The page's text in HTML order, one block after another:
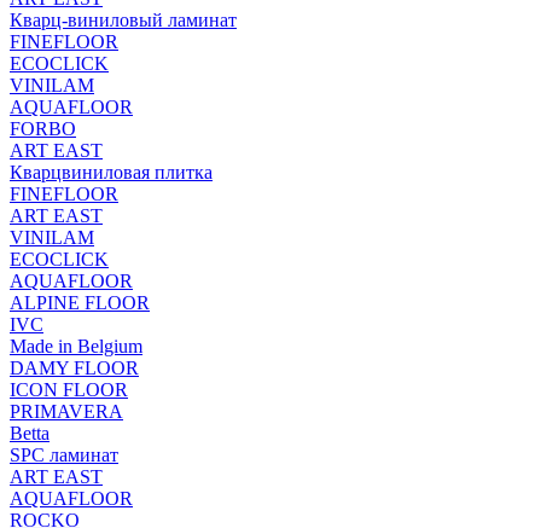
Кварц-виниловый ламинат
FINEFLOOR
ECOCLICK
VINILAM
AQUAFLOOR
FORBO
ART EAST
Кварцвиниловая плитка
FINEFLOOR
ART EAST
VINILAM
ECOCLICK
AQUAFLOOR
ALPINE FLOOR
IVC
Made in Belgium
DAMY FLOOR
ICON FLOOR
PRIMAVERA
Betta
SPC ламинат
ART EAST
AQUAFLOOR
ROCKO